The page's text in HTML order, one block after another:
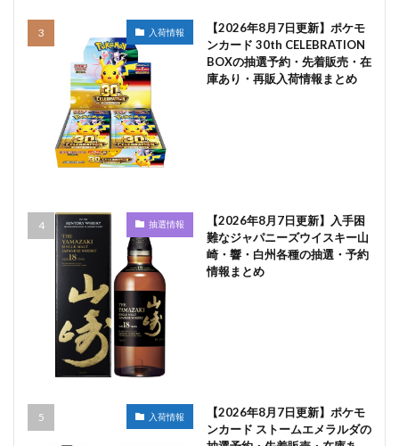
入荷情報
【2026年8月7日更新】ポケモ
ンカード 30th CELEBRATION
BOXの抽選予約・先着販売・在
庫あり・再販入荷情報まとめ
抽選情報
【2026年8月7日更新】入手困
難なジャパニーズウイスキー山
崎・響・白州各種の抽選・予約
情報まとめ
入荷情報
【2026年8月7日更新】ポケモ
ンカード ストームエメラルダの